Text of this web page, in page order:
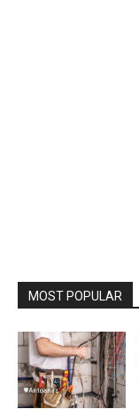
MOST POPULAR